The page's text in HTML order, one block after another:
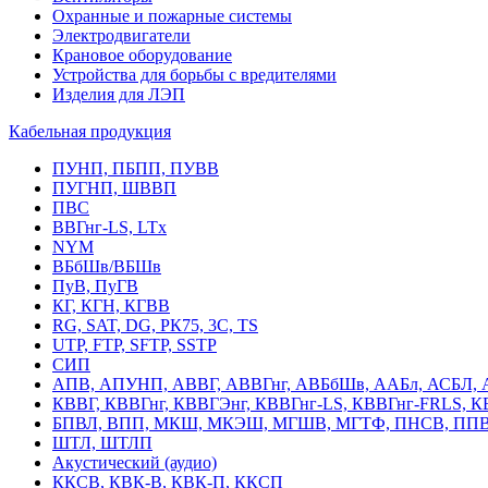
Охранные и пожарные системы
Электродвигатели
Крановое оборудование
Устройства для борьбы с вредителями
Изделия для ЛЭП
Кабельная продукция
ПУНП, ПБПП, ПУВВ
ПУГНП, ШВВП
ПВС
ВВГнг-LS, LTx
NYM
ВБбШв/ВБШв
ПуВ, ПуГВ
КГ, КГН, КГВВ
RG, SAT, DG, РК75, 3С, TS
UTP, FTP, SFTP, SSTP
СИП
АПВ, АПУНП, АВВГ, АВВГнг, АВБбШв, ААБл, АСБЛ,
КВВГ, КВВГнг, КВВГЭнг, КВВГнг-LS, КВВГнг-FRLS,
БПВЛ, ВПП, МКШ, МКЭШ, МГШВ, МГТФ, ПНСВ,
ШТЛ, ШТЛП
Акустический (аудио)
ККСВ, КВК-В, КВК-П, ККСП